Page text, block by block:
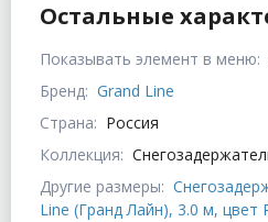
Остальные
Показывать элемент в меню:
Бренд: Grand Line
Страна: Россия
Коллекция:
Другие размеры:
Line (Гранд Лайн), 3.0 м, цвет